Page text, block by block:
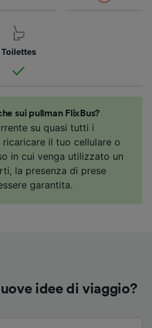
Toilettes
sui pullman FlixBus?
su quasi tutti i
ricaricare il tuo cellulare o
in cui venga utilizzato un
la presenza di prese
garantita.
idee di viaggio?